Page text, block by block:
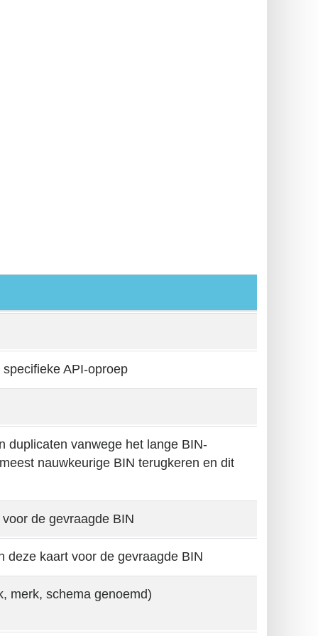
API-oproep
duplicaten vanwege het lange BIN-
nauwkeurige BIN terugkeren en dit
de gevraagde BIN
deze kaart voor de gevraagde BIN
merk, schema genoemd)